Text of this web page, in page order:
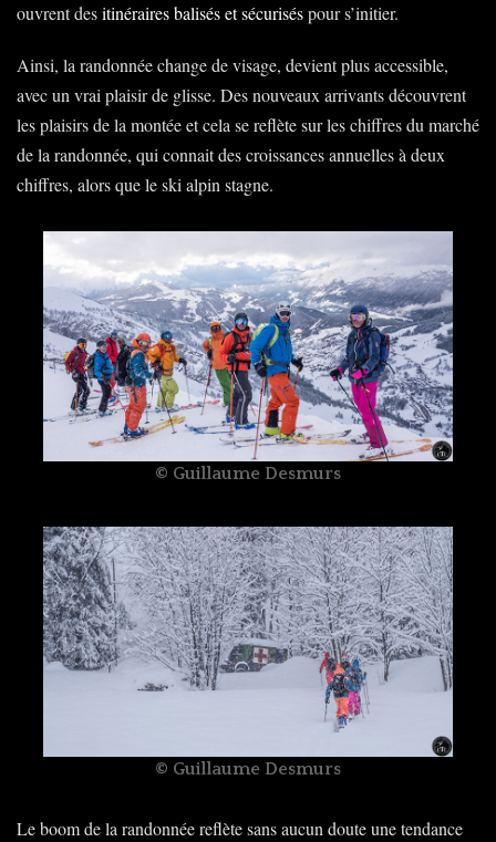
ouvrent desitinéraires balisés et sécuriséspour s’initier.
Ainsi, la randonnée change de visage, devient plus accessible,
avec un vrai plaisir de glisse. Des nouveaux arrivants découvrent
les plaisirs de la montée et cela se reflète sur les chiffres du marché
de la randonnée, qui connait des croissances annuelles à deux
chiffres, alors que le ski alpin stagne.
© Guillaume Desmurs
© Guillaume Desmurs
Le boom de la randonnée reflète sans aucun doute une tendance